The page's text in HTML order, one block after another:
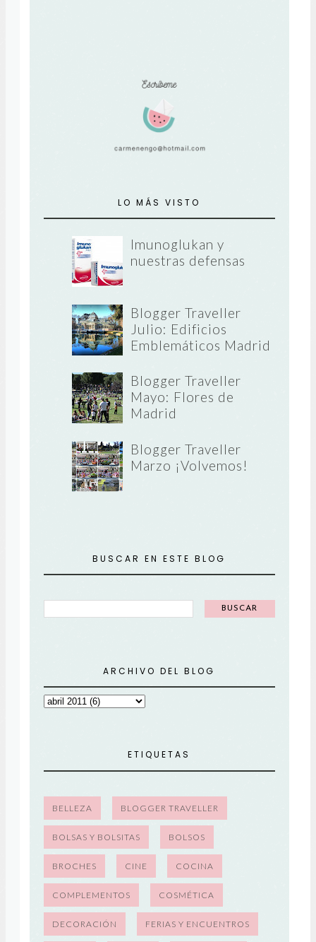
LO MÁS VISTO
Imunoglukan y
nuestras defensas
Blogger Traveller
Julio: Edificios
Emblemáticos Madrid
Blogger Traveller
Mayo: Flores de
Madrid
Blogger Traveller
Marzo ¡Volvemos!
BUSCAR EN ESTE BLOG
ARCHIVO DEL BLOG
ETIQUETAS
BELLEZA BLOGGER TRAVELLER
BOLSAS Y BOLSITAS BOLSOS
BROCHES CINE COCINA
COMPLEMENTOS COSMÉTICA
DECORACIÓN FERIAS Y ENCUENTROS